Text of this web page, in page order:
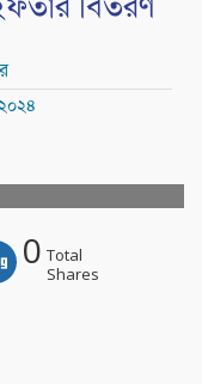
0 Total
Shares